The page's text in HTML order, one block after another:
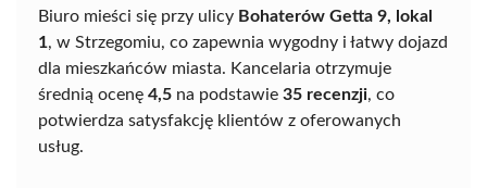
Biuro mieści się przy ulicy Bohaterów Getta 9, lokal
1, w Strzegomiu, co zapewnia wygodny i łatwy dojazd
dla mieszkańców miasta. Kancelaria otrzymuje
średnią ocenę 4,5 na podstawie 35 recenzji, co
potwierdza satysfakcję klientów z oferowanych
usług.